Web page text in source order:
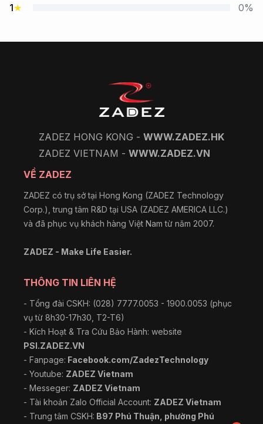
1★ 0%
ZADEZ HONG KONG - WWW.ZADEZ.HK
ZADEZ VIETNAM - WWW.ZADEZ.VN
VỀ ZADEZ
ZADEZ có trụ sở tại Hong Kong (ZADEZ Technology
Corp.), trung tâm R&D tại USA (ZADEZ AMERICA LLC.)
và đã phục vụ khách hàng Việt Nam từ năm 2007.
ZADEZ - Make Life Easier.
THÔNG TIN LIÊN HỆ
- Tổng đài CSKH: (028) 7777.0053 - 1900.0053 (phục
vụ từ 8h30-17h30, T2-T6)
- Kích Hoạt & Tra Cứu Bảo Hành: website
PSI.ZADEZ.VN
- Fanpage: Facebook.com/ZadezTechnology
- Youtube: ZADEZ Vietnam
- Messeger: ZADEZ Vietnam
- Tài khoản Zalo Official Account: ZADEZ Vietnam
- Trung tâm CSKH: B97 Phú Thuận, phường Phú